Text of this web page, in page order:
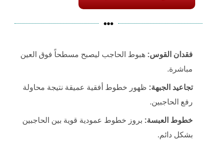
فقدان القوس: هبوط الحاجب ليصبح مسطحاً فوق العين
مباشرة.
تجاعيد الجبهة: ظهور خطوط أفقية عميقة نتيجة محاولة
رفع الحاجبين.
خطوط العبسة: بروز خطوط عمودية قوية بين الحاجبين
بشكل دائم.